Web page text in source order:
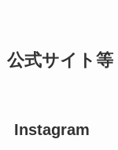
公式サイト等
Instagram